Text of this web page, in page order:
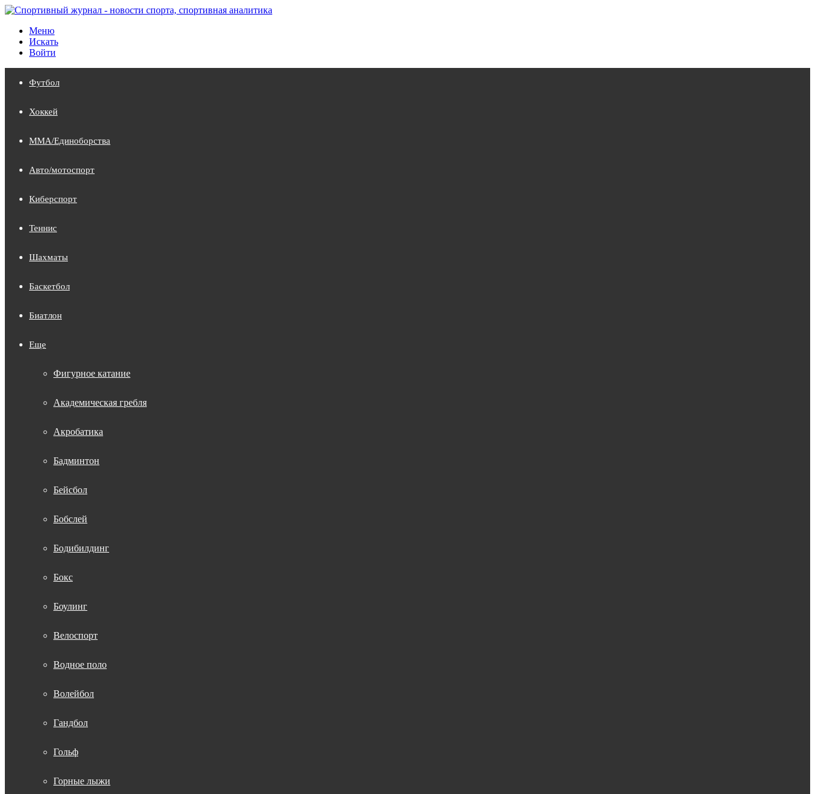
Меню
Искать
Войти
Футбол
Хоккей
MMA/Единоборства
Авто/мотоспорт
Киберспорт
Теннис
Шахматы
Баскетбол
Биатлон
Еще
Фигурное катание
Академическая гребля
Акробатика
Бадминтон
Бейсбол
Бобслей
Бодибилдинг
Бокс
Боулинг
Велоспорт
Водное поло
Волейбол
Гандбол
Гольф
Горные лыжи